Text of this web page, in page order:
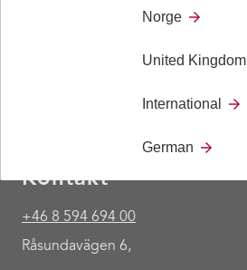
Kontakt
+46 8 594 694 00
Råsundavägen 6,
Norge
United Kingdom
International
German